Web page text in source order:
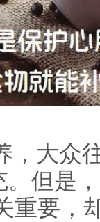
，大众
但是
重要，